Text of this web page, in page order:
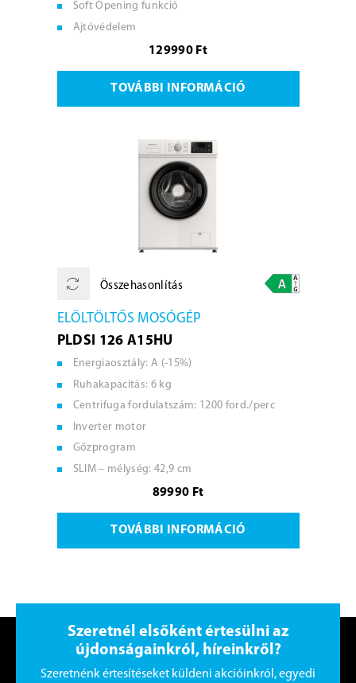
Soft Opening funkció
Ajtóvédelem
129990 Ft
TOVÁBBI INFORMÁCIÓ
Összehasonlítás
ELÖLTÖLTŐS MOSÓGÉP
PLDSI 126 A15HU
Energiaosztály: A (-15%)
Ruhakapacitás: 6 kg
Centrifuga fordulatszám: 1200 ford./perc
Inverter motor
Gőzprogram
SLIM – mélység: 42,9 cm
89990 Ft
TOVÁBBI INFORMÁCIÓ
Szeretnél elsőként értesülni az
újdonságainkról, híreinkről?
Szeretnénk értesítéseket küldeni akcióinkról, egyedi